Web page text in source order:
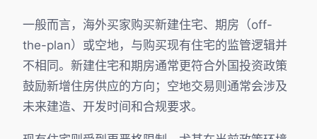
一般而言，海外买家购买新建住宅、期房（off-
the-plan）或空地，与购买现有住宅的监管逻辑并
不相同。新建住宅和期房通常更符合外国投资政策
鼓励新增住房供应的方向；空地交易则通常会涉及
未来建造、开发时间和合规要求。